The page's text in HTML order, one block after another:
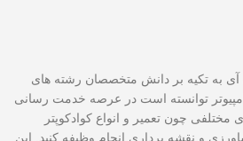
به تکیه بر دانش متخصصان رشته های
توانسته است در عرصه خدمت رسانی
مختلفی چون تعمیر و انواع کوادکوپتر
و نقشه برداری انجام وظیفه کنید. این